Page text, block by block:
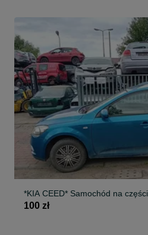
*KIA CEED* Samochód na części
100 zł